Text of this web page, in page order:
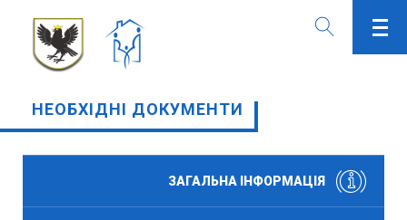
НЕОБХІДНІ ДОКУМЕНТИ
ЗАГАЛЬНА ІНФОРМАЦІЯ